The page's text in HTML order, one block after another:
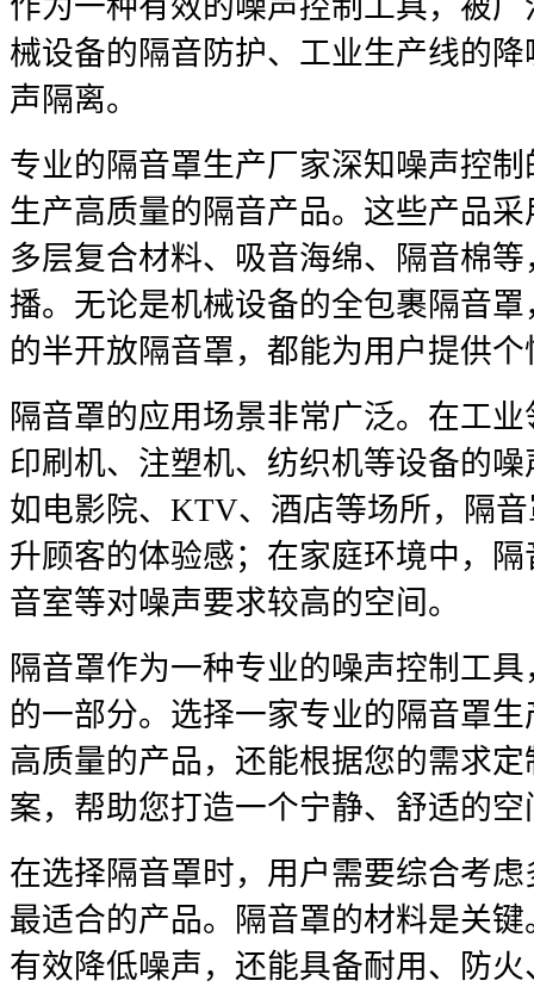
械设备的隔音防护、工业生产线的
声隔离。
专业的隔音罩生产厂家深知噪声控
生产高质量的隔音产品。这些产品
多层复合材料、吸音海绵、隔音棉
播。无论是机械设备的全包裹隔音
的半开放隔音罩，都能为用户提供
隔音罩的应用场景非常广泛。在工
印刷机、注塑机、纺织机等设备的
如电影院、KTV、酒店等场所，隔
升顾客的体验感；在家庭环境中，
音室等对噪声要求较高的空间。
隔音罩作为一种专业的噪声控制工
的一部分。选择一家专业的隔音罩
高质量的产品，还能根据您的需求
案，帮助您打造一个宁静、舒适的空
在选择隔音罩时，用户需要综合考
最适合的产品。隔音罩的材料是关
有效降低噪声，还能具备耐用、防